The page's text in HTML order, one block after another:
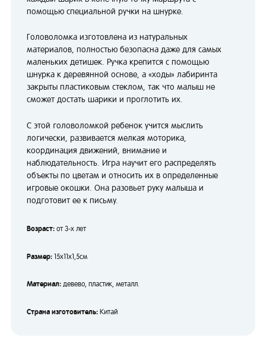
помощью специальной ручки на шнурке.
Головоломка изготовлена из натуральных
материалов, полностью безопасна даже для самых
маленьких детишек. Ручка крепится с помощью
шнурка к деревянной основе, а «ходы» лабиринта
закрыты пластиковым стеклом, так что малыш не
сможет достать шарики и проглотить их.
С этой головоломкой ребенок учится мыслить
логически, развивается мелкая моторика,
координация движений, внимание и
наблюдательность. Игра научит его распределять
объекты по цветам и относить их в определенные
игровые окошки. Она разовьет руку малыша и
подготовит ее к письму.
Возраст: от 3-х лет
Размер: 15х11х1,5см
Материал: девево, пластик, металл.
Страна изготовитель: Китай